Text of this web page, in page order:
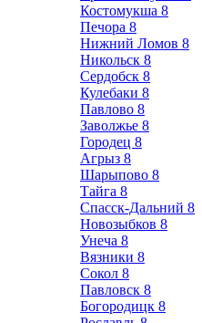
Костомукша 8
Печора 8
Нижний Ломов 8
Никольск 8
Сердобск 8
Кулебаки 8
Павлово 8
Заволжье 8
Городец 8
Агрыз 8
Шарыпово 8
Тайга 8
Спасск-Дальний 8
Новозыбков 8
Унеча 8
Вязники 8
Сокол 8
Павловск 8
Богородицк 8